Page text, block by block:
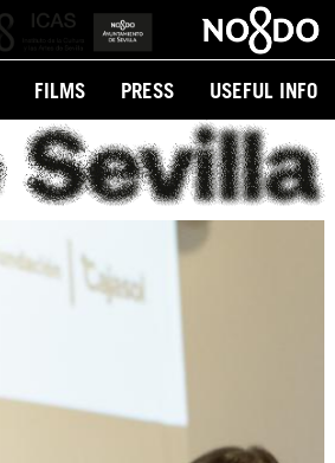
FILMS PRESS USEFUL INFO